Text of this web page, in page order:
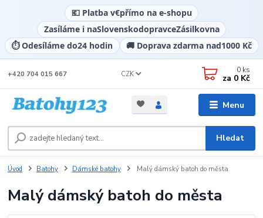
💶 Platba v€přímo na e-shopu
Zasíláme i naSlovenskodopravceZásilkovna
⏱️ Odesíláme do24 hodin 🚚 Doprava zdarma nad1000 Kč
Menu
CZK
Hledat
+420 704 015 667 0 ks
za 0 Kč
Úvod Batohy Dámské batohy Malý dámský batoh do města
Malý dámský batoh do města